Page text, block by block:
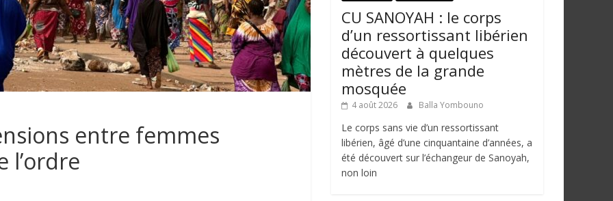
entre femmes
l’ordre
CU SANOYAH : le corps
d’un ressortissant libérien
découvert à quelques
mètres de la grande
mosquée
4 août 2026 Balla Yombouno
Le corps sans vie d’un ressortissant
libérien, âgé d’une cinquantaine d’années, a
été découvert sur l’échangeur de Sanoyah,
non loin